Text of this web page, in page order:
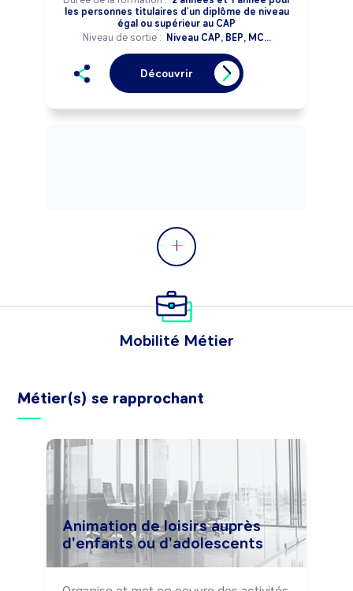
les personnes titulaires d'un diplôme de niveau
égal ou supérieur au CAP
Niveau de sortie : Niveau CAP, BEP, MC...
Découvrir
Mobilité Métier
Métier(s) se rapprochant
Animation de loisirs auprès
d'enfants ou d'adolescents